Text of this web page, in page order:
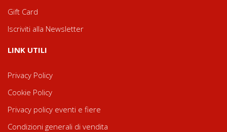
Gift Card
Iscriviti alla Newsletter
LINK UTILI
Privacy Policy
Cookie Policy
Privacy policy eventi e fiere
Condizioni generali di vendita